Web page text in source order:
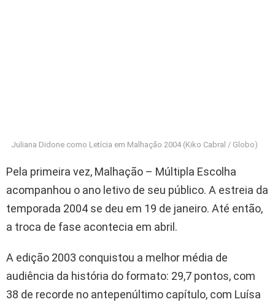
Juliana Didone como Letícia em Malhação 2004 (Kiko Cabral / Globo)
Pela primeira vez, Malhação – Múltipla Escolha
acompanhou o ano letivo de seu público. A estreia da
temporada 2004 se deu em 19 de janeiro. Até então,
a troca de fase acontecia em abril.
A edição 2003 conquistou a melhor média de
audiência da história do formato: 29,7 pontos, com
38 de recorde no antepenúltimo capítulo, com Luísa